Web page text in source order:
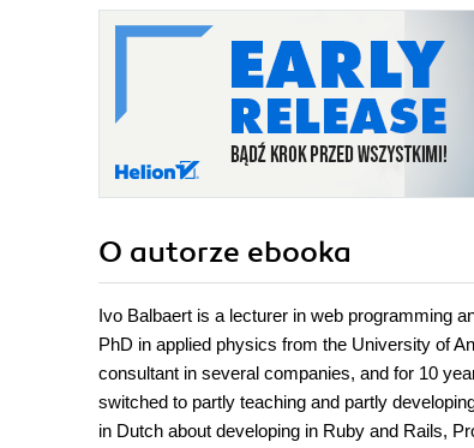
O autorze ebooka
Ivo Balbaert is a lecturer in web programming
PhD in applied physics from the University of
consultant in several companies, and for 10
switched to partly teaching and partly
in Dutch about developing in Ruby and Rails,